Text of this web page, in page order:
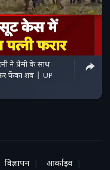
ने प्रेमी के साथ
फेंका शव | UP
विज्ञापन
आर्काइव